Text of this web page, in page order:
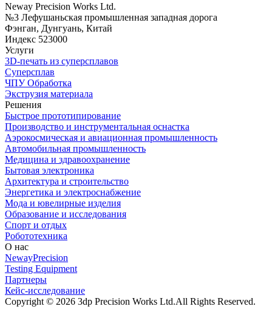
Neway Precision Works Ltd.
№3 Лефушаньская промышленная западная дорога
Фэнган, Дунгуань, Китай
Индекс 523000
Услуги
3D-печать из суперсплавов
Суперсплав
ЧПУ Обработка
Экструзия материала
Решения
Быстрое прототипирование
Производство и инструментальная оснастка
Аэрокосмическая и авиационная промышленность
Автомобильная промышленность
Медицина и здравоохранение
Бытовая электроника
Архитектура и строительство
Энергетика и электроснабжение
Мода и ювелирные изделия
Образование и исследования
Спорт и отдых
Робототехника
О нас
NewayPrecision
Testing Equipment
Партнеры
Кейс-исследование
Copyright © 2026 3dp Precision Works Ltd.All Rights Reserved.